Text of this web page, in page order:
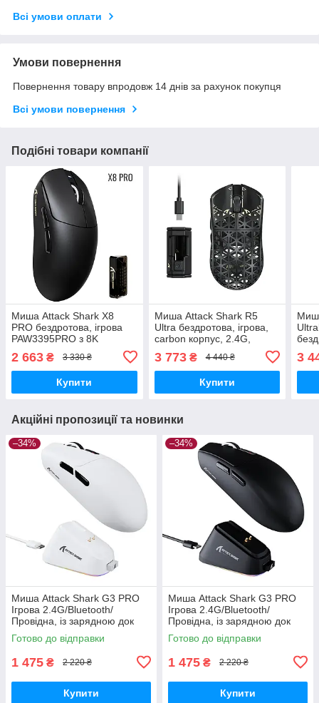
Всі умови оплати
Умови повернення
Повернення товару впродовж 14 днів за рахунок покупця
Всі умови повернення
Подібні товари компанії
Миша Attack Shark X8
PRO бездротова, ігрова
PAW3395PRO з 8K
2 663 ₴ 3 330 ₴
Купити
Миша Attack Shark R5
Ultra бездротова, ігрова,
carbon корпус, 2.4G,
3 773₴ 4 440 ₴
Купити
3
Акційні пропозиції та новинки
–34%
Миша Attack Shark G3 PRO
Ігрова 2.4G/Bluetooth/
Провідна, із зарядною док
станцією, PixArt PAW3311 —
Білий
Готово до відправки
1 475 ₴ 2 220 ₴
Купити
–34%
Миша Attack Shark G3 PRO
Ігрова 2.4G/Bluetooth/
Провідна, із зарядною док
станцією, PixArt PAW3311 —
Чорний
Готово до відправки
1 475 ₴ 2 220 ₴
Купити